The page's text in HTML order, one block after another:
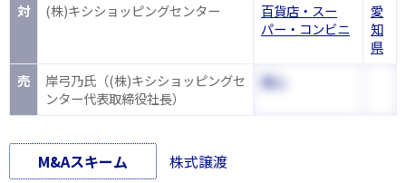
対 (株)キシショッピングセンター
百貨店・スー
パー・コンビニ
愛
知
県
売
岸弓乃氏（(株)キシショッピングセ
ンター代表取締役社長）
個人
M&Aスキーム 株式譲渡